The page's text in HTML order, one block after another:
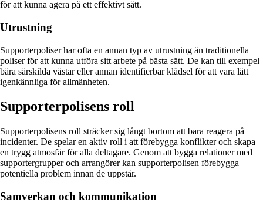
för att kunna agera på ett effektivt sätt.
Utrustning
Supporterpoliser har ofta en annan typ av utrustning än traditionella
poliser för att kunna utföra sitt arbete på bästa sätt. De kan till exempel
bära särskilda västar eller annan identifierbar klädsel för att vara lätt
igenkännliga för allmänheten.
Supporterpolisens roll
Supporterpolisens roll sträcker sig långt bortom att bara reagera på
incidenter. De spelar en aktiv roll i att förebygga konflikter och skapa
en trygg atmosfär för alla deltagare. Genom att bygga relationer med
supportergrupper och arrangörer kan supporterpolisen förebygga
potentiella problem innan de uppstår.
Samverkan och kommunikation